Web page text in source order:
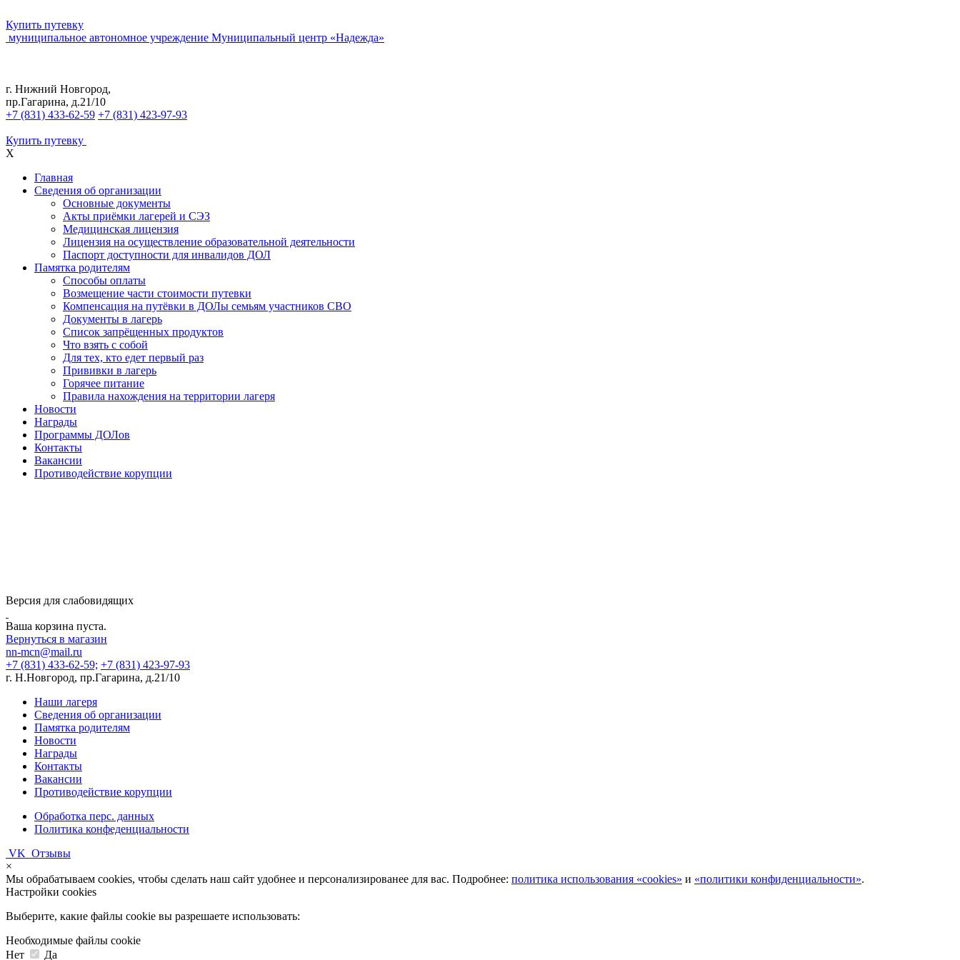
Купить путевку
муниципальное автономное учреждение Муниципальный центр «Надежда»
г. Нижний Новгород,
пр.Гагарина, д.21/10
+7 (831) 433-62-59 +7 (831) 423-97-93
Купить путевку
X
Главная
Сведения об организации
Основные документы
Акты приёмки лагерей и СЭЗ
Медицинская лицензия
Лицензия на осуществление образовательной деятельности
Паспорт доступности для инвалидов ДОЛ
Памятка родителям
Способы оплаты
Возмещение части стоимости путевки
Компенсация на путёвки в ДОЛы семьям участников СВО
Документы в лагерь
Список запрёщенных продуктов
Что взять с собой
Для тех, кто едет первый раз
Прививки в лагерь
Горячее питание
Правила нахождения на территории лагеря
Новости
Награды
Программы ДОЛов
Контакты
Вакансии
Противодействие корупции
Версия для слабовидящих
Ваша корзина пуста.
Вернуться в магазин
nn-mcn@mail.ru
+7 (831) 433-62-59; +7 (831) 423-97-93
г. Н.Новгород, пр.Гагарина, д.21/10
Наши лагеря
Сведения об организации
Памятка родителям
Новости
Награды
Контакты
Вакансии
Противодействие корупции
Обработка перс. данных
Политика конфеденциальности
VK Отзывы
×
Мы обрабатываем cookies, чтобы сделать наш сайт удобнее и персонализированее для вас. Подробнее: политика использования «cookies» и «политики конфиденциальности».
Настройки cookies
Выберите, какие файлы cookie вы разрешаете использовать:
Необходимые файлы cookie
Нет
Да